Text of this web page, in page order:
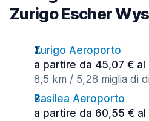
Zurigo Escher
Zurigo Aeroporto
a partire da 45,07 € al
8,5 km / 5,28 miglia di
Basilea Aeroporto
a partire da 60,55 € al